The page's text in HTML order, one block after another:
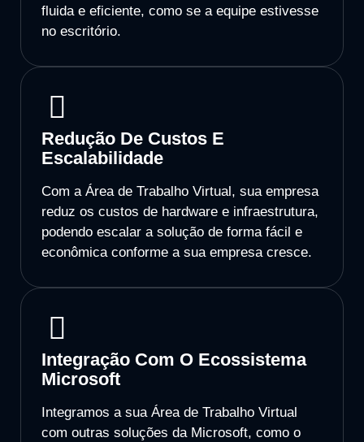
fluida e eficiente, como se a equipe estivesse
no escritório.
Redução De Custos E
Escalabilidade
Com a Área de Trabalho Virtual, sua empresa
reduz os custos de hardware e infraestrutura,
podendo escalar a solução de forma fácil e
econômica conforme a sua empresa cresce.
Integração Com O Ecossistema
Microsoft
Integramos a sua Área de Trabalho Virtual
com outras soluções da Microsoft, como o